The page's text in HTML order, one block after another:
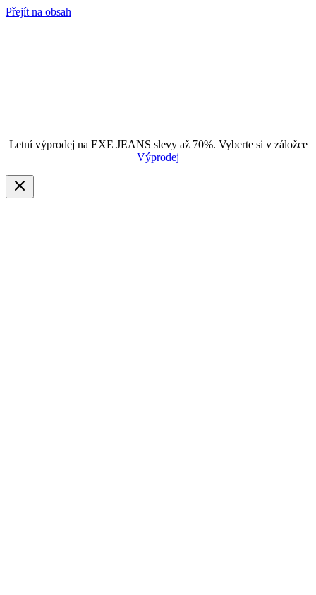
Přejít na obsah
Letní výprodej na EXE JEANS slevy až 70%. Vyberte si v záložce
Výprodej